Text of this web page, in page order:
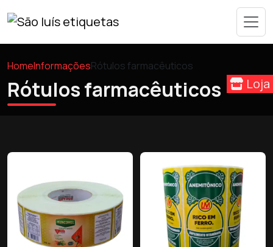
HomeInformaçõesRótulos farmacêuticos
Rótulos farmacêuticos Loja